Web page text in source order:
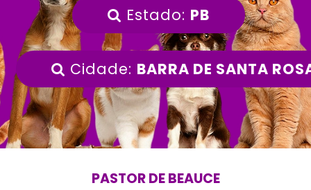
Estado: PB
Cidade: BARRA DE SANTA
PASTOR DE BEAUCE